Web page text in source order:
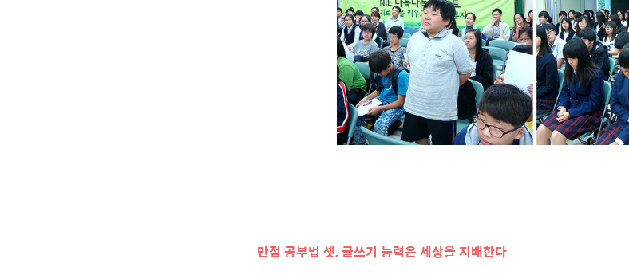
만점 공부법 셋, 글쓰기 능력은 세상을 지배한다